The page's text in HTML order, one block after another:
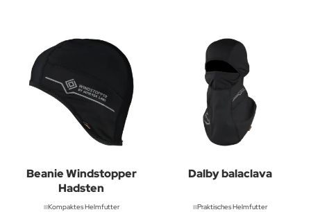
Beanie Windstopper
Hadsten
Kompaktes Helmfutter
Dalby balaclava
Praktisches Helmfutter